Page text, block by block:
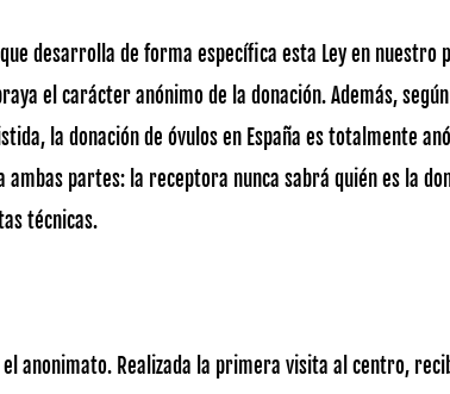
desarrolla de forma específica esta Ley en
el carácter anónimo de la donación. Además,
la donación de óvulos en España es totalmente
ambas partes: la receptora nunca sabrá quién es la
técnicas.
anonimato. Realizada la primera visita al centro,